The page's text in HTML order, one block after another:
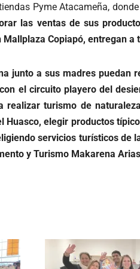
Pyme Atacameña,
las ventas de sus
Copiapó, entregan
junto a sus madres
el circuito playero del
realizar turismo de
elegir productos
servicios turísticos de
y Turismo Makarena